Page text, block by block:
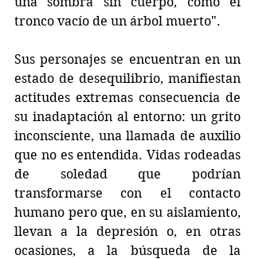
tronco vacío de un árbol muerto".
Sus personajes se encuentran en un
estado de desequilibrio, manifiestan
actitudes extremas consecuencia de
su inadaptación al entorno: un grito
inconsciente, una llamada de auxilio
que no es entendida. Vidas rodeadas
de soledad que podrían
transformarse con el contacto
humano pero que, en su aislamiento,
llevan a la depresión o, en otras
ocasiones, a la búsqueda de la